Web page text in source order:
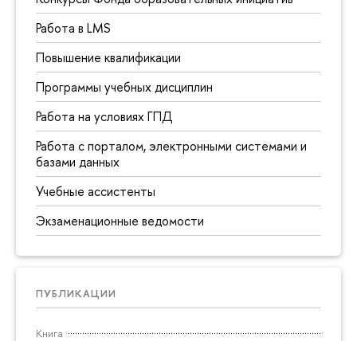
Работа в LMS
Повышение квалификации
Программы учебных дисциплин
Работа на условиях ГПД
Работа с порталом, электронными системами и
базами данных
Учебные ассистенты
Экзаменационные ведомости
ПУБЛИКАЦИИ
Книга